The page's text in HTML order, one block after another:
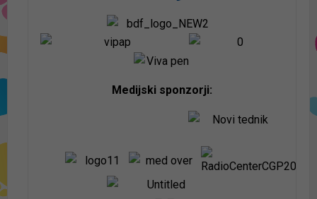
Medijski sponzorji: